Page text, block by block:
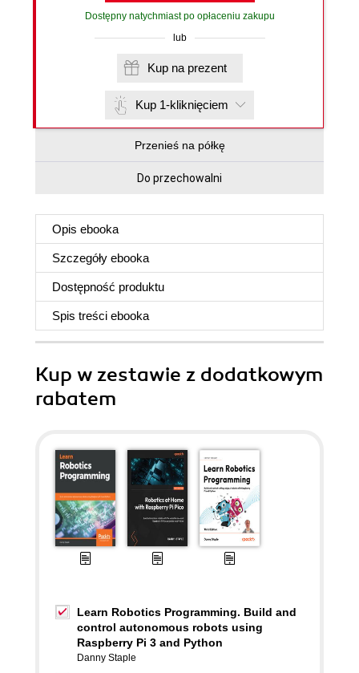
Dostępny natychmiast po opłaceniu zakupu
lub
Kup na prezent
Kup 1-kliknięciem
Przenieś na półkę
Do przechowalni
Opis ebooka
Szczegóły ebooka
Dostępność produktu
Spis treści ebooka
Kup w zestawie z dodatkowym
rabatem
Learn Robotics Programming. Build and
control autonomous robots using
Raspberry Pi 3 and Python
Danny Staple